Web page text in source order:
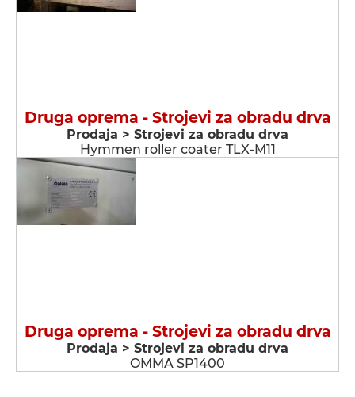
Druga oprema - Strojevi za obradu drva
Prodaja > Strojevi za obradu drva
Hymmen roller coater TLX-M11
Druga oprema - Strojevi za obradu drva
Prodaja > Strojevi za obradu drva
OMMA SP1400